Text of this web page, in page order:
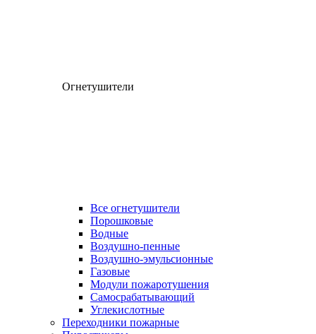
Огнетушители
Все огнетушители
Порошковые
Водные
Воздушно-пенные
Воздушно-эмульсионные
Газовые
Модули пожаротушения
Самосрабатывающий
Углекислотные
Переходники пожарные